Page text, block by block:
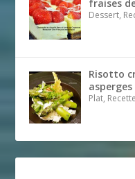
fraises
Dessert,
Risotto
Plat,